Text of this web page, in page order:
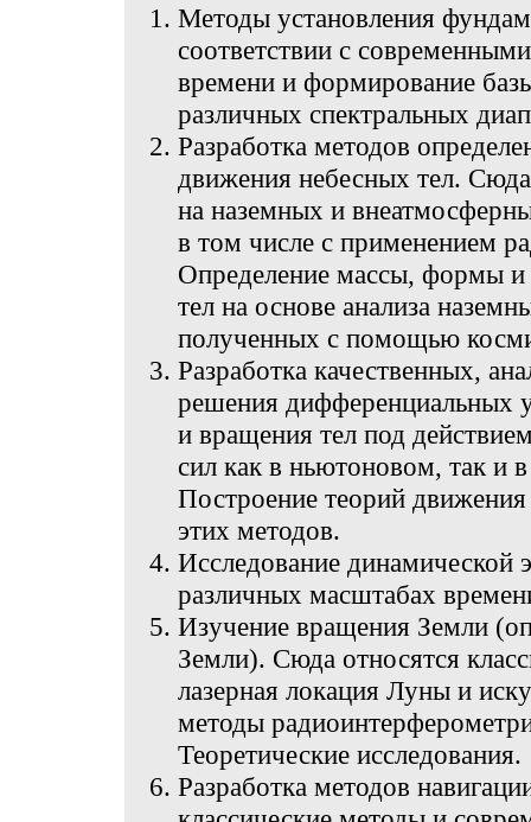
Методы установления
соответствии с
времени и формирование
различных спектральных
Разработка методов
движения небесных тел.
на наземных и
в том числе с применением
Определение массы, формы и
тел на основе анализа
полученных с помощью
Разработка качественных,
решения дифференциальных
и вращения тел под
сил как в ньютоновом, так и
Построение теорий
этих методов.
Исследование динамической
различных масштабах
Изучение вращения Земли
Земли). Сюда относятся
лазерная локация Луны и
методы
Теоретические исследования.
Разработка методов